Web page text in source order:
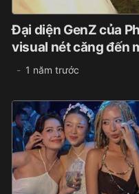
Đại diện GenZ của
visual nét căng đến
1 năm trước